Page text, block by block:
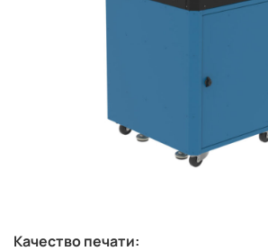
Качество печати: